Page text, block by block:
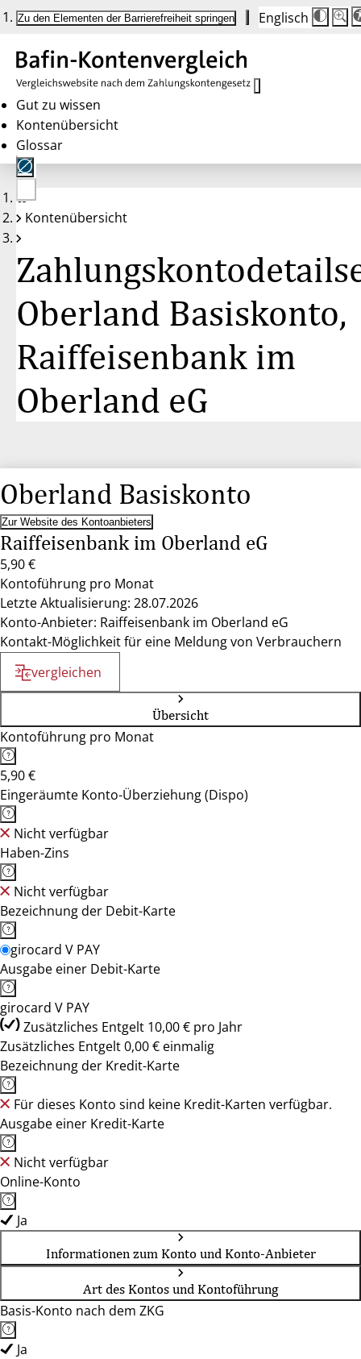
Zu den Elementen der Barrierefreiheit springen Englisch
Die
auf
100
100
Gut zu wissen
Kontenübersicht
Glossar
Keine
Konten
Kontenübersicht
Oberland Basiskonto,
Raiffeisenbank im
Oberland eG
Oberland Basiskonto
Zur Website des Kontoanbieters
Raiffeisenbank im Oberland eG
5,90 €
Kontoführung pro Monat
Letzte Aktualisierung: 28.07.2026
Konto-Anbieter: Raiffeisenbank im Oberland eG
Kontakt-Möglichkeit für eine Meldung von Verbrauchern
vergleichen
Übersicht
Kontoführung pro Monat
5,90 €
Eingeräumte Konto-Überziehung (Dispo)
Nicht verfügbar
Haben-Zins
Nicht verfügbar
Bezeichnung der Debit-Karte
girocard V PAY
Ausgabe einer Debit-Karte
girocard V PAY
Zusätzliches Entgelt 10,00 € pro Jahr
Zusätzliches Entgelt 0,00 € einmalig
Bezeichnung der Kredit-Karte
Für dieses Konto sind keine Kredit-Karten verfügbar.
Ausgabe einer Kredit-Karte
Nicht verfügbar
Online-Konto
Ja
Informationen zum Konto und Konto-Anbieter
Art des Kontos und Kontoführung
Basis-Konto nach dem ZKG
Ja